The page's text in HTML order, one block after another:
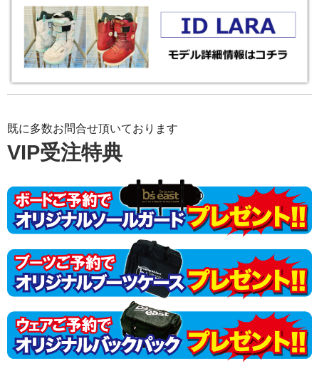
既に多数お問合せ頂いております
VIP受注特典